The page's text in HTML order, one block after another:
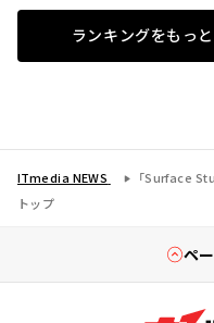
ランキングをもっ
ITmedia NEWS
「Surface
トップ
ペ